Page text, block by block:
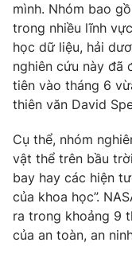
Góc doanh nghiệp
Truyền hình
Phim VTV
Hậu trường
Nhân vật
Khán giả
Giải sao mai
Giải trí
Điện ảnh
Sao
Đời sống
Du lịch
Làm đẹp
Chất lượng cuộc
Giáo dục
Tuyển sinh
Học trực tuyến
Công nghệ
Hitech Công nghệ
Giao lưu trực
mình. Nhóm bao
trong nhiều lĩnh
học dữ liệu, hải
nghiên cứu này đã
tiên vào tháng 6
thiên văn David
Cụ thể, nhóm
vật thể trên bầu
bay hay các hiện
của khoa học”.
ra trong khoảng 9
của an toàn, an